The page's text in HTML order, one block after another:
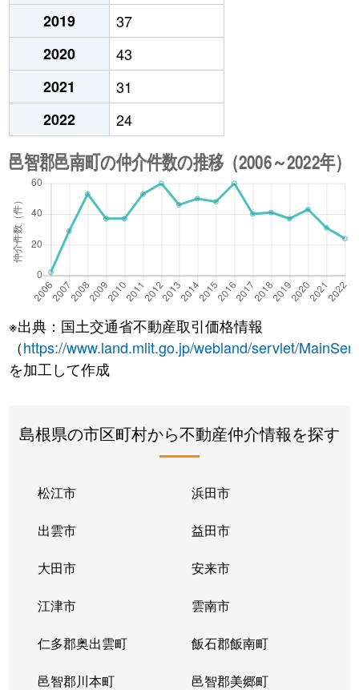
2019
37
2020
43
2021
31
2022
24
※出典：国土交通省不動産取引価格情報
（https://www.land.mlit.go.jp/webland/servlet/
を加工して作成
島根県の市区町村から不動産仲介情報を探す
松江市 浜田市
出雲市 益田市
大田市 安来市
江津市 雲南市
仁多郡奥出雲町 飯石郡飯南町
邑智郡川本町 邑智郡美郷町